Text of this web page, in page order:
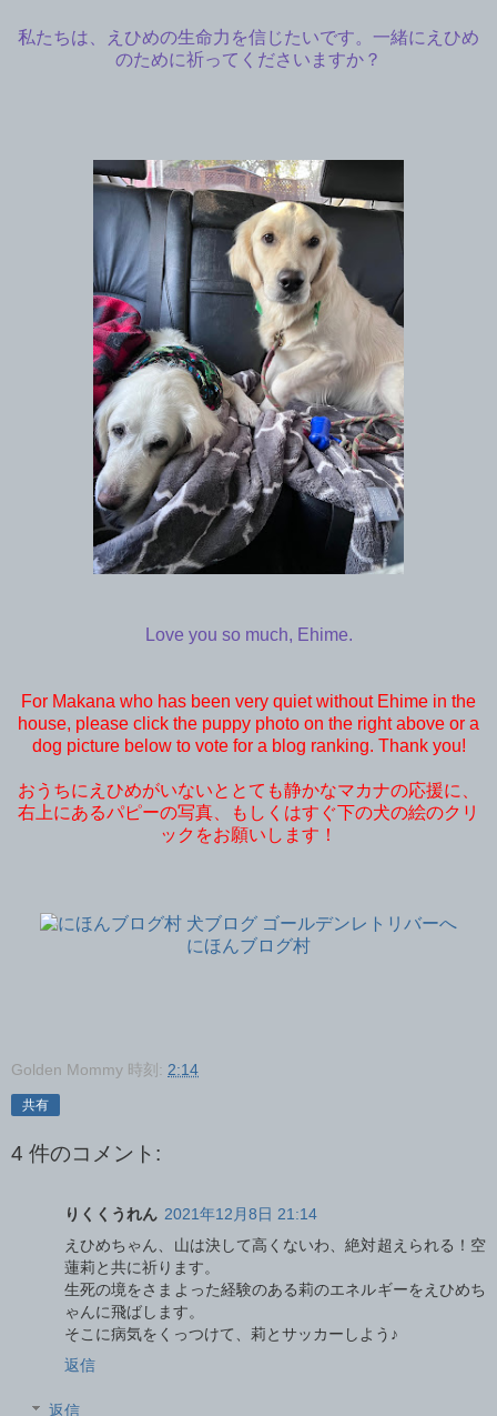
私たちは、えひめの生命力を信じたいです。一緒にえひめ
のために祈ってくださいますか？
Love you so much, Ehime.
For Makana who has been very quiet without Ehime in the
house, please click the puppy photo on the right above or a
dog picture below to vote for a blog ranking. Thank you!
おうちにえひめがいないととても静かなマカナの応援に、
右上にあるパピーの写真、もしくはすぐ下の犬の絵のクリ
ックをお願いします！
にほんブログ村
Golden Mommy 時刻: 2:14
共有
4 件のコメント:
りくくうれん 2021年12月8日 21:14
えひめちゃん、山は決して高くないわ、絶対超えられる！空
蓮莉と共に祈ります。
生死の境をさまよった経験のある莉のエネルギーをえひめち
ゃんに飛ばします。
そこに病気をくっつけて、莉とサッカーしよう♪
返信
返信